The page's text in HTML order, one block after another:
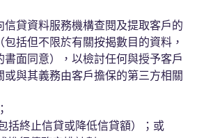
信貸資料服務機構查閱及提取客戶的
括但不限於有關按揭數目的資料，
書面同意），以檢討任何與授予客戶
或與其義務由客戶擔保的第三方相關
括終止信貸或降低信貸額）；或